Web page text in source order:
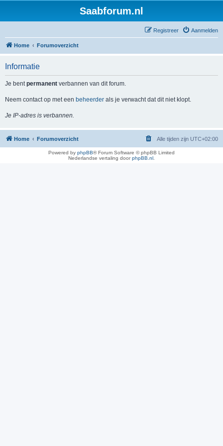
Saabforum.nl
Aanmelden
Registreer
Home Forumoverzicht
Informatie
Je bentpermanent verbannen van dit forum.
Neem contact op met een beheerder als je verwacht dat dit niet klopt.
Je IP-adres is verbannen.
Home Forumoverzicht Alle tijden zijn UTC+02:00
Powered by phpBB® Forum Software © phpBB Limited
Nederlandse vertaling doorphpBB.nl